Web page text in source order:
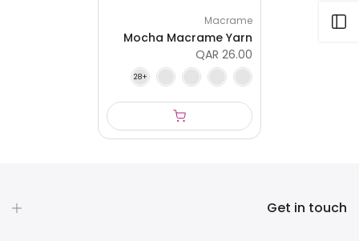
Macrame
Mocha Macrame Yarn
QAR 26.00
Open sidebar
Get in touch